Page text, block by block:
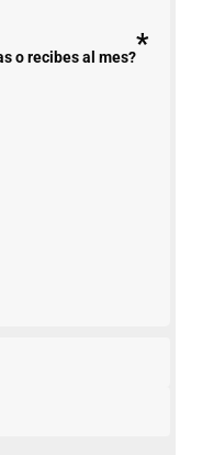
o recibes al mes?*